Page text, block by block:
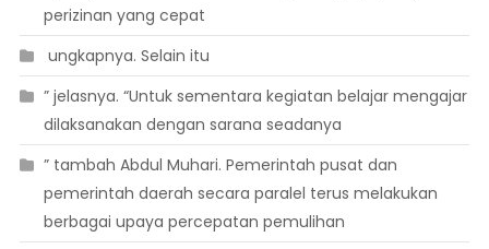
perizinan yang cepat
 ungkapnya. Selain itu
” jelasnya. “Untuk sementara kegiatan belajar mengajar
dilaksanakan dengan sarana seadanya
” tambah Abdul Muhari. Pemerintah pusat dan
pemerintah daerah secara paralel terus melakukan
berbagai upaya percepatan pemulihan